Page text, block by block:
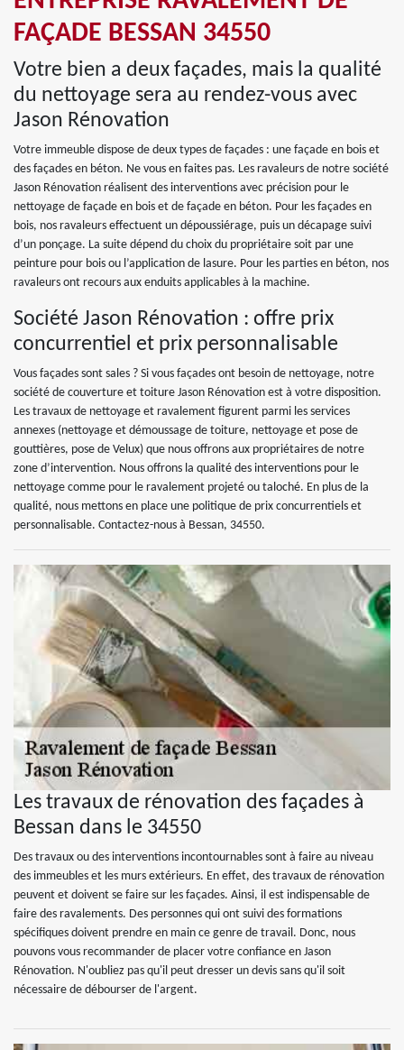
FAÇADE BESSAN 34550
Votre bien a deux façades, mais la qualité
du nettoyage sera au rendez-vous avec
Jason Rénovation
Votre immeuble dispose de deux types de façades : une façade en bois et
des façades en béton. Ne vous en faites pas. Les ravaleurs de notre société
Jason Rénovation réalisent des interventions avec précision pour le
nettoyage de façade en bois et de façade en béton. Pour les façades en
bois, nos ravaleurs effectuent un dépoussiérage, puis un décapage suivi
d’un ponçage. La suite dépend du choix du propriétaire soit par une
peinture pour bois ou l’application de lasure. Pour les parties en béton, nos
ravaleurs ont recours aux enduits applicables à la machine.
Société Jason Rénovation : offre prix
concurrentiel et prix personnalisable
Vous façades sont sales ? Si vous façades ont besoin de nettoyage, notre
société de couverture et toiture Jason Rénovation est à votre disposition.
Les travaux de nettoyage et ravalement figurent parmi les services
annexes (nettoyage et démoussage de toiture, nettoyage et pose de
gouttières, pose de Velux) que nous offrons aux propriétaires de notre
zone d’intervention. Nous offrons la qualité des interventions pour le
nettoyage comme pour le ravalement projeté ou taloché. En plus de la
qualité, nous mettons en place une politique de prix concurrentiels et
personnalisable. Contactez-nous à Bessan, 34550.
Les travaux de rénovation des façades à
Bessan dans le 34550
Des travaux ou des interventions incontournables sont à faire au niveau
des immeubles et les murs extérieurs. En effet, des travaux de rénovation
peuvent et doivent se faire sur les façades. Ainsi, il est indispensable de
faire des ravalements. Des personnes qui ont suivi des formations
spécifiques doivent prendre en main ce genre de travail. Donc, nous
pouvons vous recommander de placer votre confiance en Jason
Rénovation. N'oubliez pas qu'il peut dresser un devis sans qu'il soit
nécessaire de débourser de l'argent.